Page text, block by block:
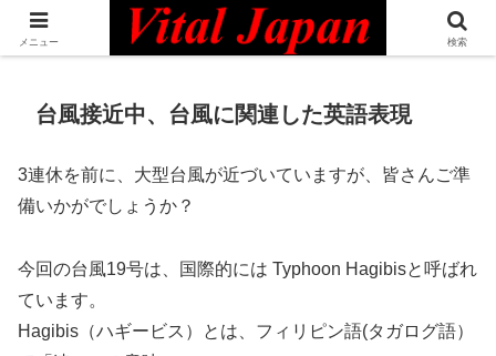
日本最大級の英語コミュニティ・Bilingual Professionals Network
台風接近中、台風に関連した英語表現
3連休を前に、大型台風が近づいていますが、皆さんご準
備いかがでしょうか？
今回の台風19号は、国際的には Typhoon Hagibisと呼ばれ
ています。
Hagibis（ハギービス）とは、フィリピン語(タガログ語）
メニュー 検索